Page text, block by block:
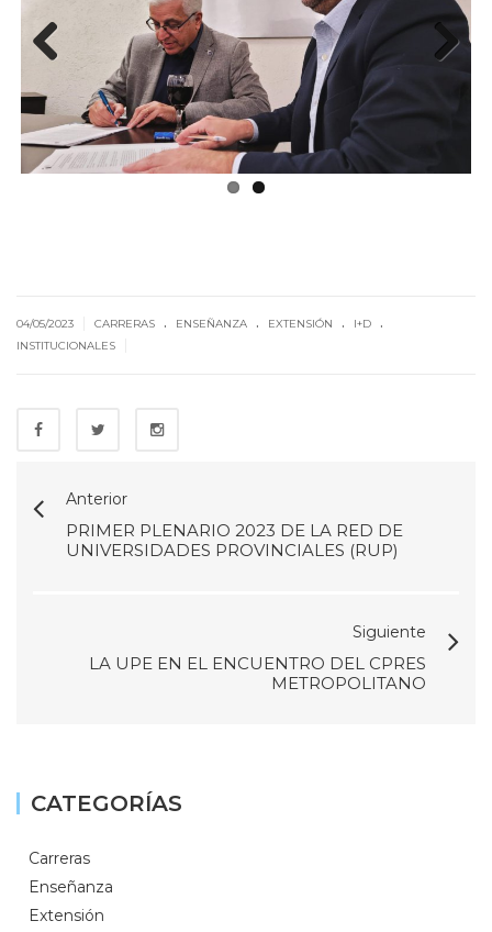
Previous
04/05/2023 CARRERAS . ENSEÑANZA . EXTENSIÓN . I+D .
INSTITUCIONALES
Anterior
PRIMER PLENARIO 2023 DE LA RED DE
UNIVERSIDADES PROVINCIALES (RUP)
Siguiente
LA UPE EN EL ENCUENTRO DEL CPRES
METROPOLITANO
CATEGORÍAS
Carreras
Enseñanza
Extensión